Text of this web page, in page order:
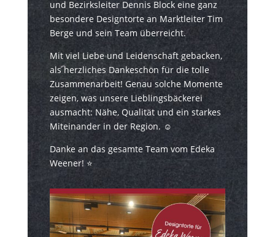
und Bezirksleiter Dennis Block eine ganz
besondere Designtorte an Marktleiter Tim
Berge und sein Team überreicht.
Mit viel Liebe und Leidenschaft gebacken,
als herzliches Dankeschön für die tolle
Zusammenarbeit! Genau solche Momente
zeigen, was unsere Lieblingsbäckerei
ausmacht: Nähe, Qualität und ein starkes
Miteinander in der Region. ☺️
Danke an das gesamte Team vom Edeka
Weener! ⭐